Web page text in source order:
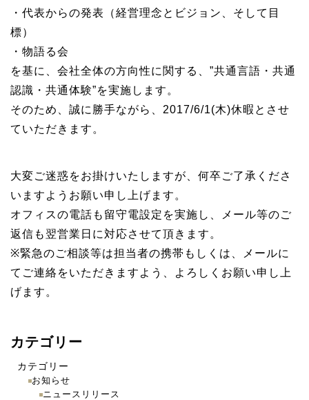
・代表からの発表（経営理念とビジョン、そして目
標）
・物語る会
を基に、会社全体の方向性に関する、”共通言語・共通
認識・共通体験”を実施します。
そのため、誠に勝手ながら、2017/6/1(木)休暇とさせ
ていただきます。
大変ご迷惑をお掛けいたしますが、何卒ご了承くださ
いますようお願い申し上げます。
オフィスの電話も留守電設定を実施し、メール等のご
返信も翌営業日に対応させて頂きます。
※緊急のご相談等は担当者の携帯もしくは、メールに
てご連絡をいただきますよう、よろしくお願い申し上
げます。
カテゴリー
カテゴリー
お知らせ
ニュースリリース